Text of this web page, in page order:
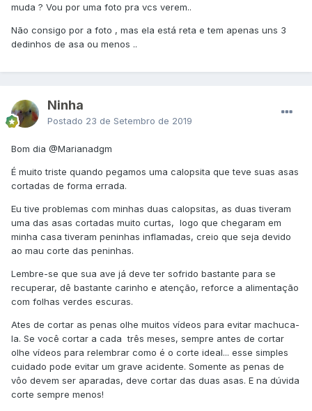
muda ? Vou por uma foto pra vcs verem..
Não consigo por a foto , mas ela está reta e tem apenas uns 3
dedinhos de asa ou menos ..
Ninha
Postado 23 de Setembro de 2019
Bom dia @Marianadgm
É muito triste quando pegamos uma calopsita que teve suas asas
cortadas de forma errada.
Eu tive problemas com minhas duas calopsitas, as duas tiveram
uma das asas cortadas muito curtas, logo que chegaram em
minha casa tiveram peninhas inflamadas, creio que seja devido
ao mau corte das peninhas.
Lembre-se que sua ave já deve ter sofrido bastante para se
recuperar, dê bastante carinho e atenção, reforce a alimentação
com folhas verdes escuras.
Ates de cortar as penas olhe muitos vídeos para evitar machuca-
la. Se você cortar a cada três meses, sempre antes de cortar
olhe vídeos para relembrar como é o corte ideal... esse simples
cuidado pode evitar um grave acidente. Somente as penas de
vôo devem ser aparadas, deve cortar das duas asas. E na dúvida
corte sempre menos!